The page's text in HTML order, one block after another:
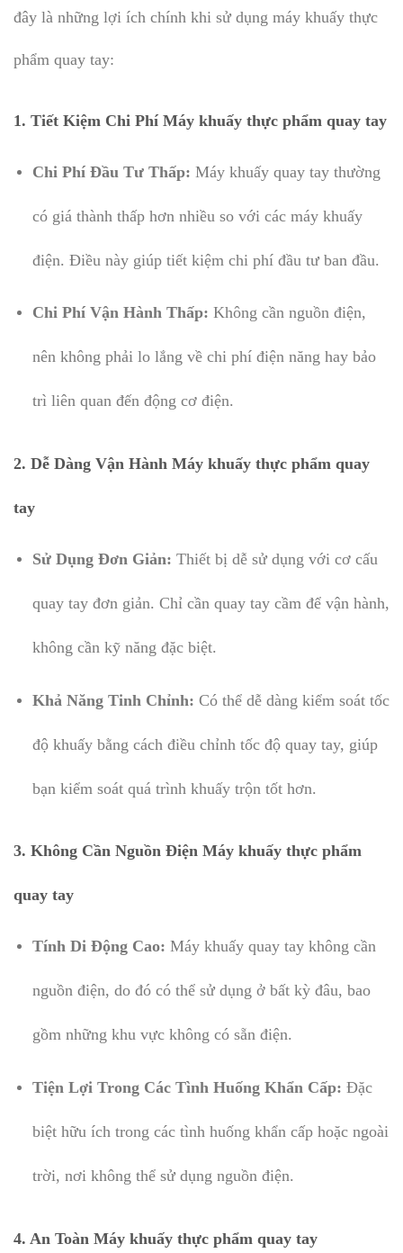
đây là những lợi ích chính khi sử dụng máy khuấy thực
phẩm quay tay:
1. Tiết Kiệm Chi Phí Máy khuấy thực phẩm quay tay
Chi Phí Đầu Tư Thấp: Máy khuấy quay tay thường
có giá thành thấp hơn nhiều so với các máy khuấy
điện. Điều này giúp tiết kiệm chi phí đầu tư ban đầu.
Chi Phí Vận Hành Thấp: Không cần nguồn điện,
nên không phải lo lắng về chi phí điện năng hay bảo
trì liên quan đến động cơ điện.
2. Dễ Dàng Vận Hành Máy khuấy thực phẩm quay
tay
Sử Dụng Đơn Giản: Thiết bị dễ sử dụng với cơ cấu
quay tay đơn giản. Chỉ cần quay tay cầm để vận hành,
không cần kỹ năng đặc biệt.
Khả Năng Tinh Chỉnh: Có thể dễ dàng kiểm soát tốc
độ khuấy bằng cách điều chỉnh tốc độ quay tay, giúp
bạn kiểm soát quá trình khuấy trộn tốt hơn.
3. Không Cần Nguồn Điện Máy khuấy thực phẩm
quay tay
Tính Di Động Cao: Máy khuấy quay tay không cần
nguồn điện, do đó có thể sử dụng ở bất kỳ đâu, bao
gồm những khu vực không có sẵn điện.
Tiện Lợi Trong Các Tình Huống Khẩn Cấp: Đặc
biệt hữu ích trong các tình huống khẩn cấp hoặc ngoài
trời, nơi không thể sử dụng nguồn điện.
4. An Toàn Máy khuấy thực phẩm quay tay